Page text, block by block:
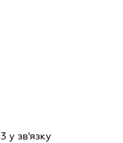
у зв'язку